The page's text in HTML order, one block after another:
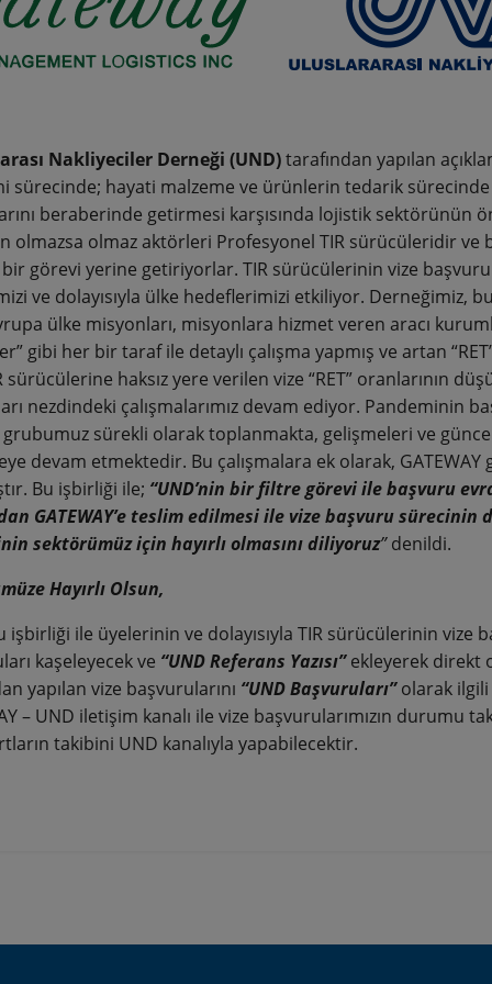
Nakliyeciler Derneği (UND)tarafından yapılan
sürecinde; hayati malzeme ve ürünlerin tedarik sürecinde
beraberinde getirmesi karşısında lojistik sektörünün
olmazsa olmaz aktörleri Profesyonel TIR sürücüleridir
görevi yerine getiriyorlar. TIR sürücülerinin vize
ve dolayısıyla ülke hedeflerimizi etkiliyor. Derneğimiz,
ülke misyonları, misyonlara hizmet veren aracı
gibi her bir taraf ile detaylı çalışma yapmış ve artan
sürücülerine haksız yere verilen vize “RET” oranlarının
nezdindeki çalışmalarımız devam ediyor. Pandeminin
grubumuz sürekli olarak toplanmakta, gelişmeleri ve
devam etmektedir. Bu çalışmalara ek olarak,
Bu işbirliği ile; “UND’nin bir filtre görevi ile başvuru
GATEWAY’e teslim edilmesi ile vize başvuru
sektörümüz için hayırlı olmasını diliyoruz”denildi.
Hayırlı Olsun,
işbirliği ile üyelerinin ve dolayısıyla TIR sürücülerinin vize
kaşeleyecek ve “UND Referans Yazısı”ekleyerek direkt
yapılan vize başvurularını “UND Başvuruları”olarak ilgili
– UND iletişim kanalı ile vize başvurularımızın durumu
takibini UND kanalıyla yapabilecektir.